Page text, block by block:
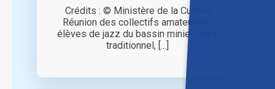
Crédits : © Ministère de la Culture
Réunion des collectifs amateurs et
élèves de jazz du bassin minier : jazz
traditionnel, [...]